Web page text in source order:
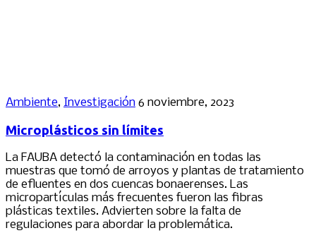
Ambiente, Investigación 6 noviembre, 2023
Microplásticos sin límites
La FAUBA detectó la contaminación en todas las
muestras que tomó de arroyos y plantas de tratamiento
de efluentes en dos cuencas bonaerenses. Las
micropartículas más frecuentes fueron las fibras
plásticas textiles. Advierten sobre la falta de
regulaciones para abordar la problemática.